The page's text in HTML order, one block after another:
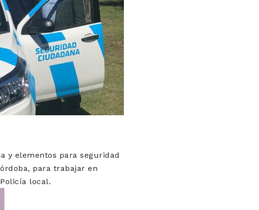
y elementos para seguridad
para trabajar en
local.